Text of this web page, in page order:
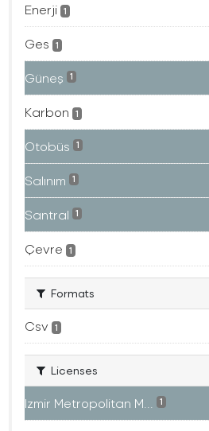
Enerji 1
Ges 1
Güneş 1
Karbon 1
Otobüs 1
Salınım 1
Santral 1
Çevre 1
Formats
Csv 1
Licenses
Izmir Metropolitan M... 1